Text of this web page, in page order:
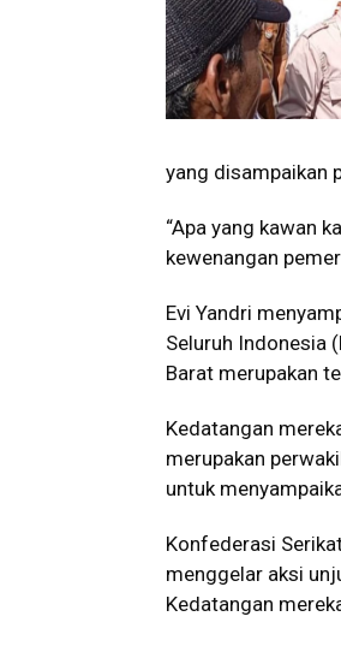
yang disampaikan
“Apa yang kawan
kewenangan
Evi Yandri
Seluruh Indonesia
Barat merupakan
Kedatangan
merupakan
untuk
Konfederasi
menggelar aksi
Kedatangan